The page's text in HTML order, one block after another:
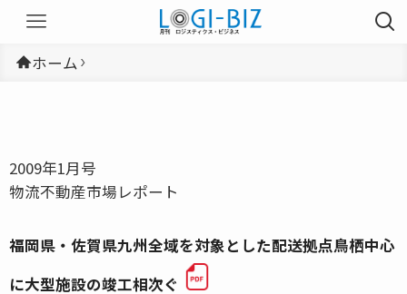
ホーム
2009年1月号
物流不動産市場レポート
福岡県・佐賀県九州全域を対象とした配送拠点鳥栖中心
に大型施設の竣工相次ぐ